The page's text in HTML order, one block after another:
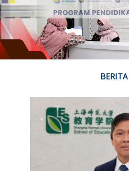
BERITA